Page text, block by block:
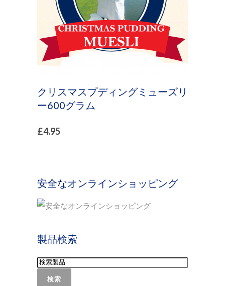
クリスマスプディングミューズリ
ー600グラム
£4.95
安全なオンラインショッピング
製品検索
検索